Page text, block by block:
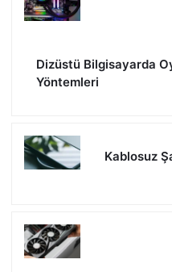
Dizüstü Bilgisayarda
Yöntemleri
Kablosuz